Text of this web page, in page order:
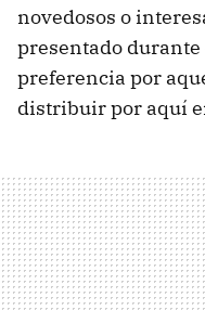
novedosos o
presentado
preferencia por
distribuir por aquí